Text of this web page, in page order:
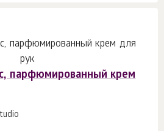
парфюмированный крем